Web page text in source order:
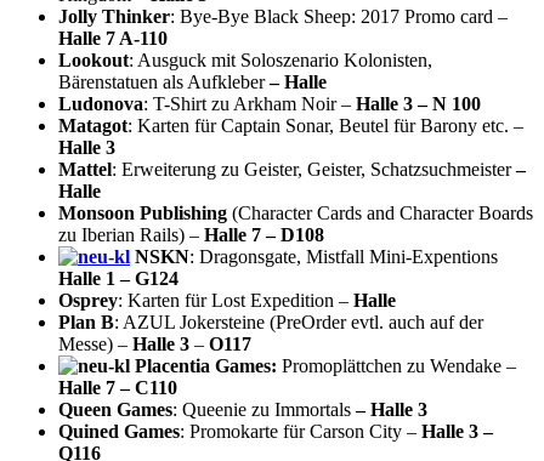
Jolly Thinker: Bye-Bye Black Sheep: 2017 Promo card –
Halle 7 A-110
Lookout: Ausguck mit Soloszenario Kolonisten,
Bärenstatuen als Aufkleber– Halle
Ludonova: T-Shirt zu Arkham Noir – Halle 3 – N 100
Matagot: Karten für Captain Sonar, Beutel für Barony etc. –
Halle 3
Mattel: Erweiterung zu Geister, Geister, Schatzsuchmeister–
Halle
Monsoon Publishing (Character Cards and Character Boards
zu Iberian Rails) – Halle 7 – D108
NSKN: Dragonsgate, Mistfall Mini-Expentions
Halle 1 – G124
Osprey: Karten für Lost Expedition – Halle
Plan B: AZUL Jokersteine (PreOrder evtl. auch auf der
Messe) – Halle 3 – O117
Placentia Games: Promoplättchen zu Wendake –
Halle 7 – C110
Queen Games: Queenie zu Immortals– Halle 3
Quined Games: Promokarte für Carson City – Halle 3 –
Q116